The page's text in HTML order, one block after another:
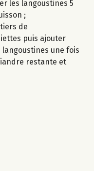
les langoustines 5
;
de
puis ajouter
langoustines une fois
restante et